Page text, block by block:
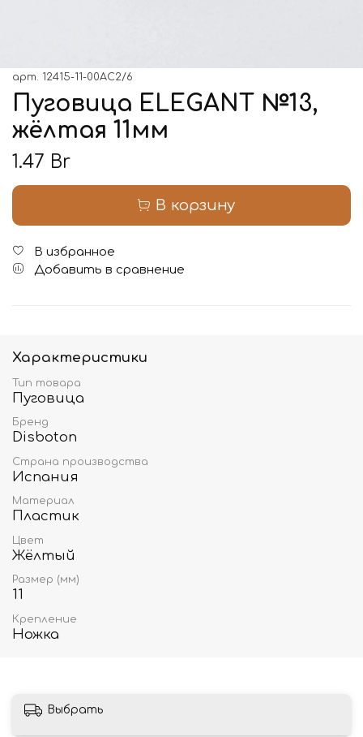
арт. 12415-11-00AC2/6
Пуговица ELEGANT №13,
жёлтая 11мм
1.47 Br
В корзину
В избранное
Добавить в сравнение
Характеристики
Тип товара
Пуговица
Бренд
Disboton
Страна производства
Испания
Материал
Пластик
Цвет
Жёлтый
Размер (мм)
11
Крепление
Ножка
Выбрать